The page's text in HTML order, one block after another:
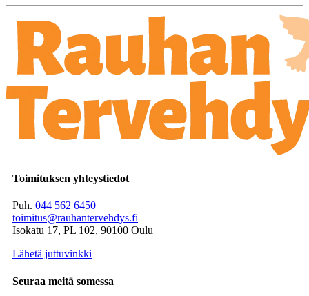
Toimituksen yhteystiedot
Puh. 044 562 6450
toimitus@rauhantervehdys.fi
Isokatu 17, PL 102, 90100 Oulu
Lähetä juttuvinkki
Seuraa meitä somessa